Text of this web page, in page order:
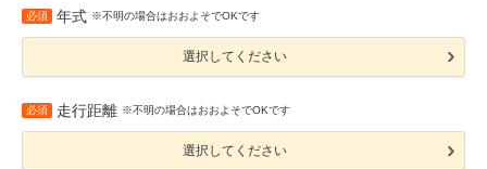
必須 年式 ※不明の場合はおおよそでOKです
選択してください
必須 走行距離 ※不明の場合はおおよそでOKです
選択してください